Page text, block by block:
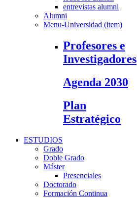
entrevistas alumni
Alumni
Menu-Universidad (item)
Profesores e
Investigadores
Agenda 2030
Plan
Estratégico
ESTUDIOS
Grado
Doble Grado
Máster
Presenciales
Doctorado
Formación Continua